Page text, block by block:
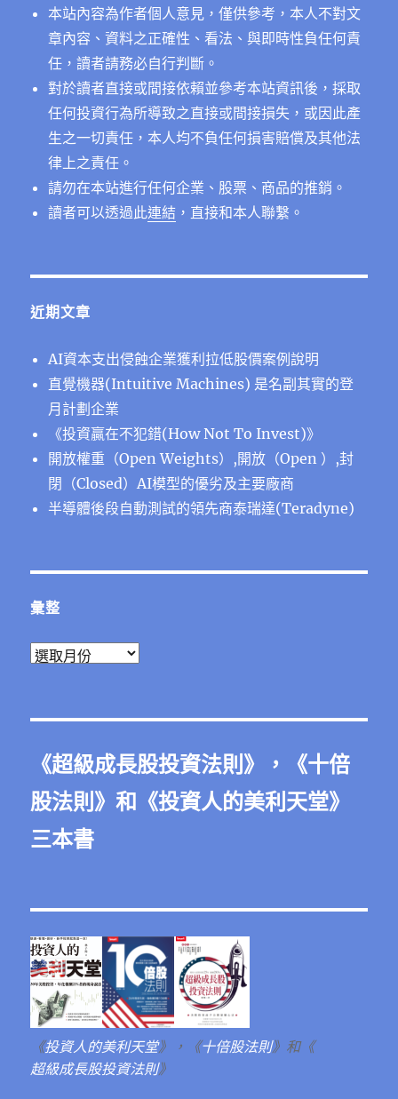
言〉
本站內容為作者個人意見，僅供參考，本人不對文
章內容、資料之正確性、看法、與即時性負任何責
任，讀者請務必自行判斷。
對於讀者直接或間接依賴並參考本站資訊後，採取
任何投資行為所導致之直接或間接損失，或因此產
生之一切責任，本人均不負任何損害賠償及其他法
律上之責任。
請勿在本站進行任何企業、股票、商品的推銷。
讀者可以透過此連結 ，直接和本人聯繫。
近期文章
AI資本支出侵蝕企業獲利拉低股價案例說明
直覺機器(Intuitive Machines) 是名副其實的登
月計劃企業
《投資贏在不犯錯(How Not To Invest)》
開放權重（Open Weights）,開放（Open ）,封
閉（Closed）AI模型的優劣及主要廠商
半導體後段⾃動測試的領先商泰瑞達(Teradyne)
彙整
彙
《超級成長股投資法則 》，《十倍
股法則 》和《投資人的美利天堂》
三本書
《投資人的美利天堂》，《十倍股法則》和《
超級成長股投資法則》